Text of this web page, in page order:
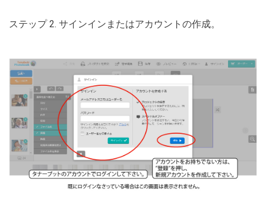
ステップ 2. サインインまたはアカウントの作成。